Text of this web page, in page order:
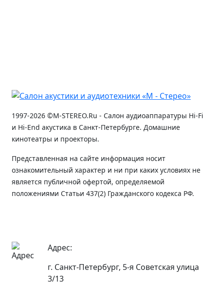
1997-2026 ©M-STEREO.Ru - Салон аудиоаппаратуры Hi-Fi
и Hi-End акустика в Санкт-Петербурге. Домашние
кинотеатры и проекторы.
Представленная на сайте информация носит
ознакомительный характер и ни при каких условиях не
является публичной офертой, определяемой
положениями Статьи 437(2) Гражданского кодекса РФ.
Адрес:
г. Санкт-Петербург, 5-я Советская улица
3/13